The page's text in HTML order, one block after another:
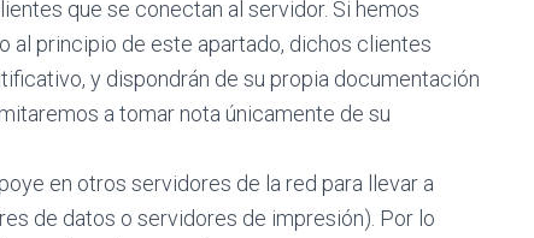
que se conectan al servidor. Si hemos
al principio de este apartado, dichos clientes
y dispondrán de su propia documentación
a tomar nota únicamente de su
en otros servidores de la red para llevar a
de datos o servidores de impresión). Por lo